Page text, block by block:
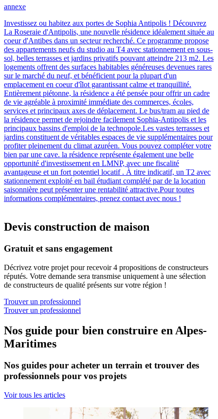
annexe
Investissez ou habitez aux portes de Sophia Antipolis ! Découvrez
La Roseraie d'Antipolis, une nouvelle résidence idéalement située au
coeur d'Antibes dans un secteur recherché. Ce programme propose
des appartements neufs du studio au T4 avec stationnement en sous-
sol, belles terrasses et jardins privatifs pouvant atteindre 213 m2. Les
logements offrent des surfaces habitables généreuses devenues rares
sur le marché du neuf, et bénéficient pour la plupart d'un
emplacement en coeur d'îlot garantissant calme et tranquillité.
Entièrement piétonne, la résidence a été pensée pour offrir un cadre
de vie agréable à proximité immédiate des commerces, écoles,
services et principaux axes de déplacement. Le bus/tram au pied de
la résidence permet de rejoindre facilement Sophia-Antipolis et les
principaux bassins d'emploi de la technopole.Les vastes terrasses et
jardins constituent de véritables espaces de vie supplémentaires pour
profiter pleinement du climat azuréen. Vous pouvez compléter votre
bien par une cave. la résidence représente également une belle
opportunité d'investissement en LMNP, avec une fiscalité
avantageuse et un fort potentiel locatif . À titre indicatif, un T2 avec
stationnement exploité en bail étudiant complété par de la location
saisonnière peut présenter une rentabilité attractive.Pour toutes
informations complémentaires, prenez contact avec nous !
Devis construction de maison
Gratuit et sans engagement
Décrivez votre projet pour recevoir 4 propositions de constructeurs
réputés. Votre demande sera transmise uniquement à une sélection
de constructeurs de qualité présents sur votre région !
Trouver un professionnel
Trouver un professionnel
Nos guide pour bien construire en Alpes-
Maritimes
Nos guides pour acheter un terrain et trouver des
professionnels pour vos projets
Voir tous les articles